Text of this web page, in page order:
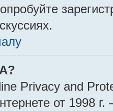
Privacy and
от 1998